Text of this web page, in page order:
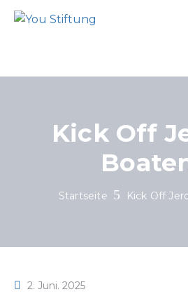
Kick Off
Startseite Kick Off
2. Juni. 2025